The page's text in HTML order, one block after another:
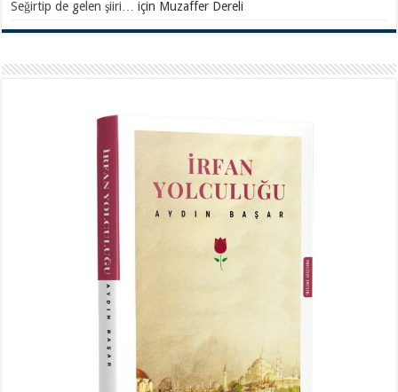
Seğirtip de gelen şiiri… için Muzaffer Dereli